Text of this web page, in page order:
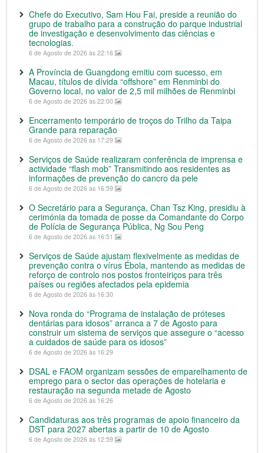
Chefe do Executivo, Sam Hou Fai, preside a reunião do
grupo de trabalho para a construção do parque industrial
de investigação e desenvolvimento das ciências e
tecnologias.
6 de Agosto de 2026 às 22:16
A Província de Guangdong emitiu com sucesso, em
Macau, títulos de dívida “offshore” em Renminbi do
Governo local, no valor de 2,5 mil milhões de Renminbi
6 de Agosto de 2026 às 22:00
Encerramento temporário de troços do Trilho da Taipa
Grande para reparação
6 de Agosto de 2026 às 17:29
Serviços de Saúde realizaram conferência de imprensa e
actividade “flash mob” Transmitindo aos residentes as
informações de prevenção do cancro da pele
6 de Agosto de 2026 às 16:59
O Secretário para a Segurança, Chan Tsz King, presidiu à
cerimónia da tomada de posse da Comandante do Corpo
de Polícia de Segurança Pública, Ng Sou Peng
6 de Agosto de 2026 às 16:51
Serviços de Saúde ajustam flexivelmente as medidas de
prevenção contra o vírus Ébola, mantendo as medidas de
reforço de controlo nos postos fronteiriços para três
países ou regiões afectados pela epidemia
6 de Agosto de 2026 às 16:30
Nova ronda do “Programa de instalação de próteses
dentárias para idosos” arranca a 7 de Agosto para
construir um sistema de serviços que assegure o “acesso
a cuidados de saúde para os idosos”
6 de Agosto de 2026 às 16:29
DSAL e FAOM organizam sessões de emparelhamento de
emprego para o sector das operações de hotelaria e
restauração na segunda metade de Agosto
6 de Agosto de 2026 às 16:26
Candidaturas aos três programas de apoio financeiro da
DST para 2027 abertas a partir de 10 de Agosto
6 de Agosto de 2026 às 12:59